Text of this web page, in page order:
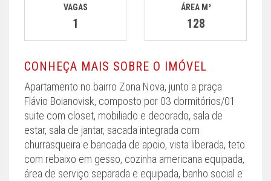
VAGAS
1
ÁREA M²
128
CONHEÇA MAIS SOBRE O IMÓVEL
Apartamento no bairro Zona Nova, junto a praça
Flávio Boianovisk, composto por 03 dormitórios/01
suite com closet, mobiliado e decorado, sala de
estar, sala de jantar, sacada integrada com
churrasqueira e bancada de apoio, vista liberada, teto
com rebaixo em gesso, cozinha americana equipada,
área de serviço separada e equipada, banho social e